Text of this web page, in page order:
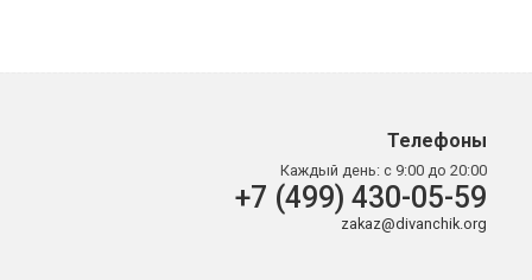
Телефоны
Каждый день: с 9:00 до 20:00
+7 (499) 430-05-59
zakaz@divanchik.org